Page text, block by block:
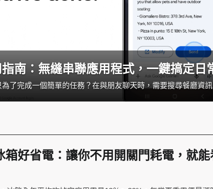
南：無縫串聯應用程式，一鍵搞定日
箱好省電：讓你不用開關門耗電，就